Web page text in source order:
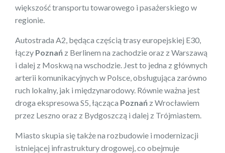
większość transportu towarowego i pasażerskiego w
regionie.
Autostrada A2, będąca częścią trasy europejskiej E30,
łączy Poznań z Berlinem na zachodzie oraz z Warszawą
i dalej z Moskwą na wschodzie. Jest to jedna z głównych
arterii komunikacyjnych w Polsce, obsługująca zarówno
ruch lokalny, jak i międzynarodowy. Równie ważna jest
droga ekspresowa S5, łącząca Poznań z Wrocławiem
przez Leszno oraz z Bydgoszczą i dalej z Trójmiastem.
Miasto skupia się także na rozbudowie i modernizacji
istniejącej infrastruktury drogowej, co obejmuje